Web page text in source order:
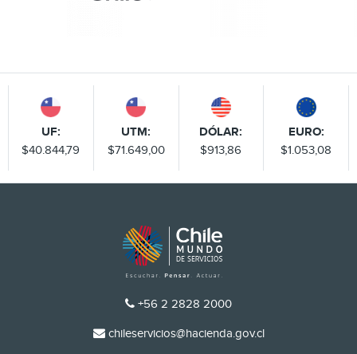
UF:
$40.844,79
UTM:
$71.649,00
DÓLAR:
$913,86
EURO:
$1.053,08
TELÉFONO
+56 2 2828 2000
EMAIL
chileservicios@hacienda.gov.cl